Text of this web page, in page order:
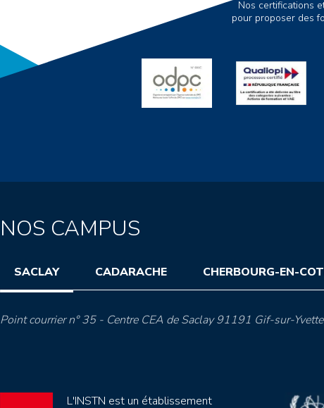
Nos certifications
pour proposer des
NOS CAMPUS
SACLAY CADARACHE CHERBOURG-EN-
Point courrier n° 35 - Centre CEA de Saclay 91191 Gif-sur-
L'INSTN est un établissement